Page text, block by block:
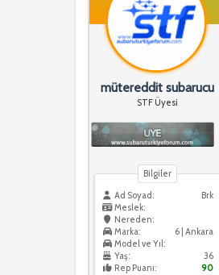
mütereddit subarucu
STF Üyesi
Bilgiler
Ad Soyad:
Brk
Meslek:
Nereden:
6 | Ankara
Marka:
Model ve Yıl:
Yaş:
36
Rep Puanı:
90